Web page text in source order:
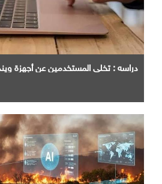
دراسه : تخلي المستخدمين عن أجهزة